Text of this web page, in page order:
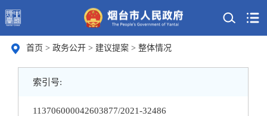
首页 > 政务公开 > 建议提案 > 整体情况
索引号:
113706000042603877/2021-32486